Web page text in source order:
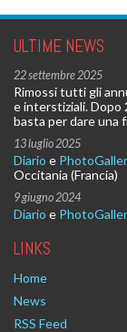
ULTIME NEWS
22 settembre 2025
Rimossi tutti gli
e interstiziali. Dopo
basta per dare una
13 luglio 2025
Diario e
Occitania (Francia)
9 giugno 2024
Diario e
LINKS
Home
News
RSS Feed